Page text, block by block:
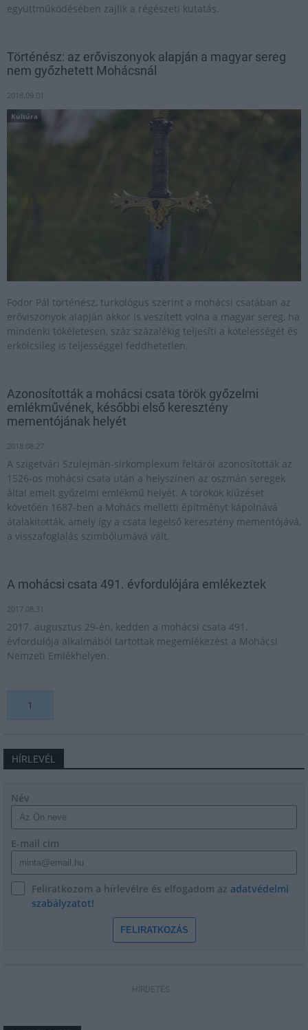
együttműködésében zajlik a régészeti kutatás.
Történész: az erőviszonyok alapján a magyar sereg
nem győzhetett Mohácsnál
2018.09.01
Kultúra
Fodor Pál történész, turkológus szerint a mohácsi csatában az
erőviszonyok alapján akkor is veszített volna a magyar sereg, ha
mindenki tökéletesen, száz százalékig teljesíti a kötelességét és
erkölcsileg is teljességgel feddhetetlen.
Azonosították a mohácsi csata török győzelmi
emlékművének, későbbi első keresztény
mementójának helyét
2018.08.27
A szigetvári Szulejmán-sírkomplexum feltárói azonosították az
1526-os mohácsi csata után a helyszínen az oszmán seregek
által emelt győzelmi emlékmű helyét. A törökök kiűzését
követően 1687-ben a Mohács melletti építményt kápolnává
átalakították, amely így a csata legelső keresztény mementójává,
a visszafoglalás szimbólumává vált.
A mohácsi csata 491. évfordulójára emlékeztek
2017.08.31
2017. augusztus 29-én, kedden a mohácsi csata 491.
évfordulója alkalmából tartottak megemlékezést a Mohácsi
Nemzeti Emlékhelyen.
1
HÍRLEVÉL
Név
E-mail cím
Feliratkozom a hírlevélre és elfogadom az adatvédelmi
szabályzatot!
FELIRATKOZÁS
HÍRDETÉS